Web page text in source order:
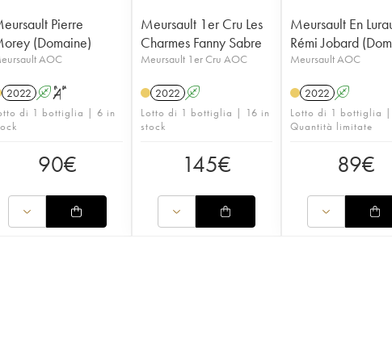
Pierre
(Domaine)
AOC
2022 A S
di 1 bottiglia | 6 in
90€
Meursault 1er Cru Les
Charmes Fanny Sabre
Meursault 1er Cru AOC
2022 A
Lotto di 1 bottiglia | 16 in
stock
145€
Meursault En
Rémi Jobard
Meursault AOC
2022 A
Lotto di 1 bottiglia |
Quantità limitate
89€